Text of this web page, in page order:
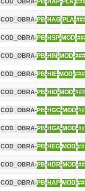
COD_OBRA-PB-HAP-PLA-
COD_OBRA-PB-HAG-PLA-
COD_OBRA-PB-HSP-MOD-
COD_OBRA-PB-HIN-MOD-###
COD_OBRA-PB-HIE-MOD-###
COD_OBRA-PB-HID-MOD-###
COD_OBRA-PB-HGC-MOD-
COD_OBRA-PB-HGA-MOD-
COD_OBRA-PB-HEG-MOD-
COD_OBRA-PB-HDR-MOD-
COD_OBRA-PB-HAP-MOD-